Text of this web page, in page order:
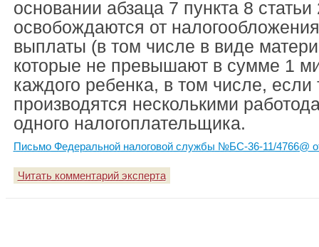
основании абзаца 7 пункта 8
освобождаются от
выплаты (в том числе в виде
которые не превышают в сумме 1
каждого ребенка, в том числе,
производятся несколькими
одного налогоплательщика.
Письмо Федеральной налоговой службы №БС-36-11/4766@
Читать комментарий эксперта